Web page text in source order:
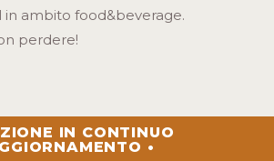
in ambito food&beverage.
perdere!
IN CONTINUO
•